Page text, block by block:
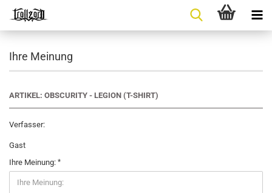
Ihre Meinung
ARTIKEL: OBSCURITY - LEGION (T-SHIRT)
Verfasser:
Gast
Ihre Meinung: